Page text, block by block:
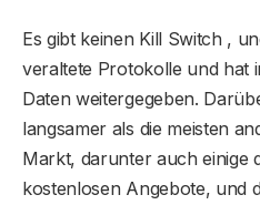
Es gibt keinen Kill Switch ,
veraltete Protokolle und hat
Daten weitergegeben.
langsamer als die meisten
Markt, darunter auch einige
kostenlosen Angebote, und